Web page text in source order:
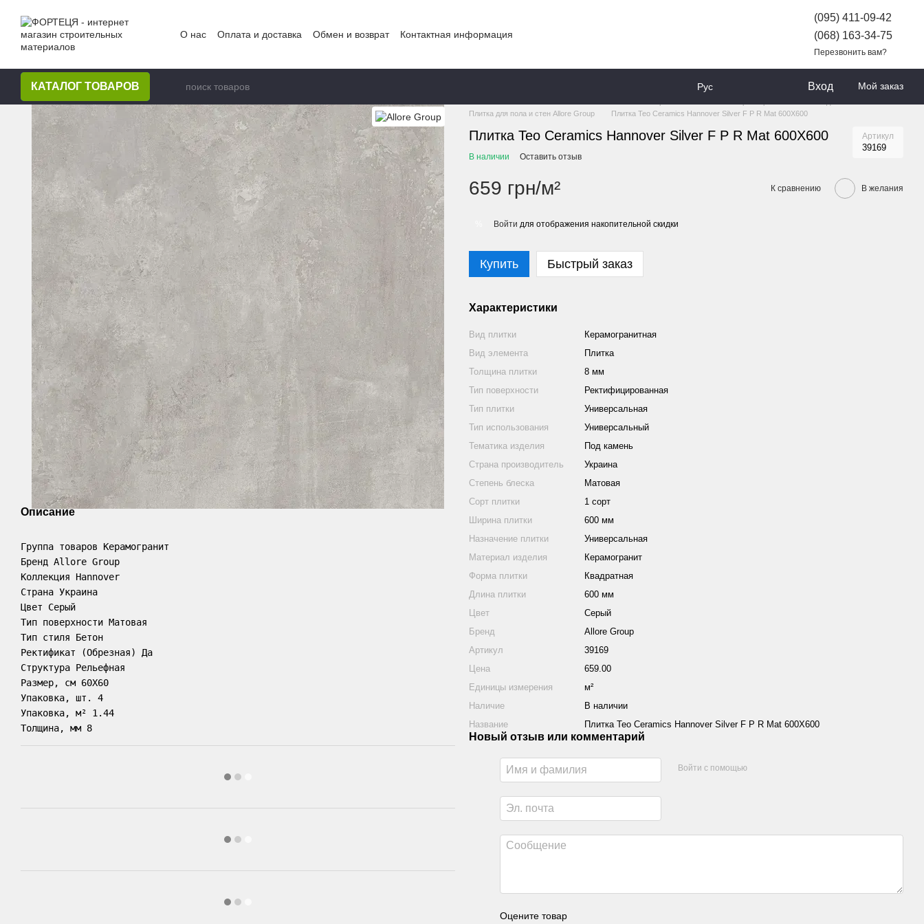
О нас Оплата и доставка Обмен и возврат Контактная информация
(095) 411-09-42
(068) 163-34-75
Перезвонить вам?
КАТАЛОГ ТОВАРОВ Рус Вход Мой заказ
Описание
Группа товаров Керамогранит
Бренд Allore Group
Коллекция Hannover
Страна Украина
Цвет Серый
Тип поверхности Матовая
Тип стиля Бетон
Ректификат (Обрезная) Да
Структура Рельефная
Размер, см 60X60
Упаковка, шт. 4
Упаковка, м² 1.44
Толщина, мм 8
Плитка для пола и стен Allore Group
Плитка Teo Ceramics Hannover Silver F P R Mat 600X600
Плитка Teo Ceramics Hannover Silver F P R Mat 600X600 Артикул
39169
В наличии Оставить отзыв
659 грн/м² К сравнению В желания
Войти для отображения накопительной скидки
Купить Быстрый заказ
Характеристики
Вид плитки
Керамогранитная
Вид элемента
Плитка
Толщина плитки
8 мм
Тип поверхности
Ректифицированная
Тип плитки
Универсальная
Тип использования
Универсальный
Тематика изделия
Под камень
Страна производитель
Украина
Степень блеска
Матовая
Сорт плитки
1 сорт
Ширина плитки
600 мм
Назначение плитки
Универсальная
Материал изделия
Керамогранит
Форма плитки
Квадратная
Длина плитки
600 мм
Цвет
Серый
Бренд
Allore Group
Артикул
39169
Цена
659.00
Единицы измерения
м²
Наличие
В наличии
Название
Плитка Teo Ceramics Hannover Silver F P R Mat 600X600
Новый отзыв или комментарий
Войти с помощью
Оцените товар